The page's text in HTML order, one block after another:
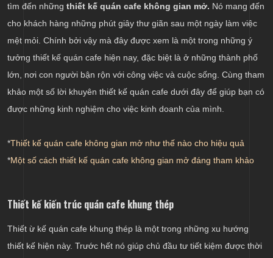
Trang trí với cây xanh hoặc tiểu cảnh
tìm đến những thiết kế quán cafe không gian mở. Nó mang đến
cho khách hàng những phút giây thư giãn sau một ngày làm việc
mệt mỏi. Chính bởi vậy mà đây được xem là một trong những ý
tưởng thiết kế quán cafe hiện nay, đặc biệt là ở những thành phố
lớn, nơi con người bận rộn với công việc và cuộc sống. Cùng tham
khảo một số lời khuyên thiết kế quán cafe dưới đây để giúp bạn có
được những kinh nghiệm cho việc kinh doanh của mình.
*Thiết kế quán cafe không gian mở như thế nào cho hiệu quả
*Một số cách thiết kế quán cafe không gian mở đáng tham khảo
Thiết kế kiến trúc quán cafe khung thép
Thiết ừ kế quán cafe khung thép là một trong những xu hướng
thiết kế hiện này. Trước hết nó giúp chủ đầu tư tiết kiệm được thời